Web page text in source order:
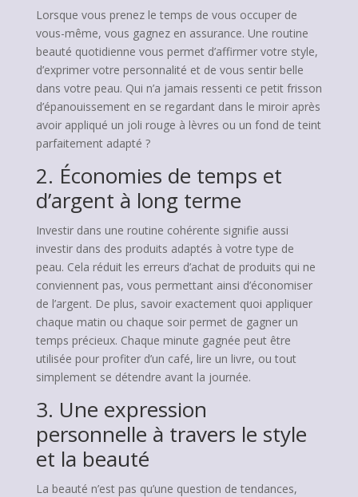
Lorsque vous prenez le temps de vous occuper de
vous-même, vous gagnez en assurance. Une routine
beauté quotidienne vous permet d’affirmer votre style,
d’exprimer votre personnalité et de vous sentir belle
dans votre peau. Qui n’a jamais ressenti ce petit frisson
d’épanouissement en se regardant dans le miroir après
avoir appliqué un joli rouge à lèvres ou un fond de teint
parfaitement adapté ?
2. Économies de temps et
d’argent à long terme
Investir dans une routine cohérente signifie aussi
investir dans des produits adaptés à votre type de
peau. Cela réduit les erreurs d’achat de produits qui ne
conviennent pas, vous permettant ainsi d’économiser
de l’argent. De plus, savoir exactement quoi appliquer
chaque matin ou chaque soir permet de gagner un
temps précieux. Chaque minute gagnée peut être
utilisée pour profiter d’un café, lire un livre, ou tout
simplement se détendre avant la journée.
3. Une expression
personnelle à travers le style
et la beauté
La beauté n’est pas qu’une question de tendances,